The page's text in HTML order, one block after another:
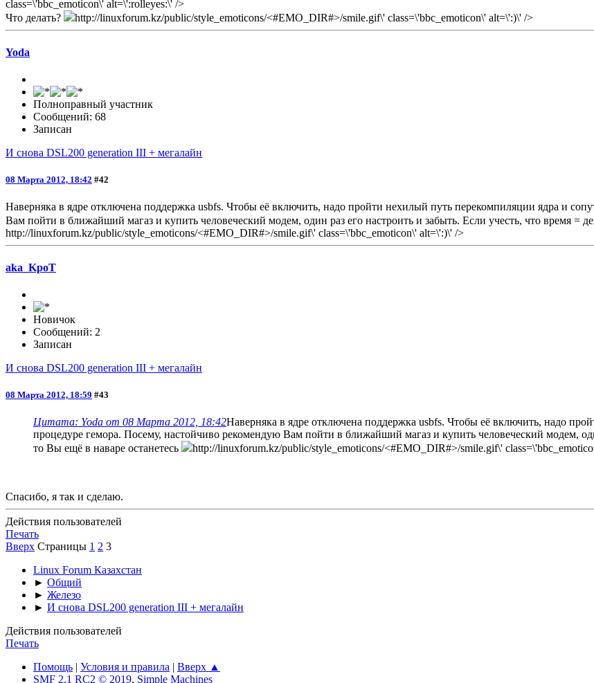
class=\'bbc_emoticon\' alt=\':rolleyes:\' />
Что делать?
http://linuxforum.kz/public/style_emoticons/<#EMO_DIR#>/smile.gif\' class=\'bbc_emoticon\' alt=\':)\' />
Yoda
Полноправный участник
Сообщений: 68
Записан
И снова DSL200 generation III + мегалайн
08 Марта 2012, 18:42 #42
Наверняка в ядре отключена поддержка usbfs. Чтобы её включить, надо пройти нехилый путь перекомпиляции ядра и
Вам пойти в ближайший магаз и купить человеческий модем, один раз его настроить и забыть. Если учесть, что время =
http://linuxforum.kz/public/style_emoticons/<#EMO_DIR#>/smile.gif\' class=\'bbc_emoticon\' alt=\':)\' />
aka_KpoT
Новичок
Сообщений: 2
Записан
И снова DSL200 generation III + мегалайн
08 Марта 2012, 18:59 #43
Цитата: Yoda от 08 Марта 2012, 18:42Наверняка в ядре отключена поддержка usbfs. Чтобы её включить, надо
процедуре гемора. Посему, настойчиво рекомендую Вам пойти в ближайший магаз и купить человеческий модем,
то Вы ещё в наваре останетесь
http://linuxforum.kz/public/style_emoticons/<#EMO_DIR#>/smile.gif\'
Спасибо, я так и сделаю.
Действия пользователей
Печать
Вверх Страницы 1 2 3
Linux Forum Казахстан
► Общий
► Железо
► И снова DSL200 generation III + мегалайн
Действия пользователей
Печать
Помощь | Условия и правила | Вверх ▲
SMF 2.1 RC2 © 2019, Simple Machines